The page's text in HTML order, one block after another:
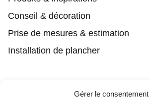
Gérer le consentement
Conseil & décoration
Prise de mesures & estimation
Installation de plancher